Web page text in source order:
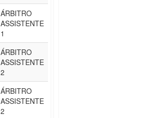
ÁRBITRO
ASSISTENTE
1
ÁRBITRO
ASSISTENTE
2
ÁRBITRO
ASSISTENTE
2